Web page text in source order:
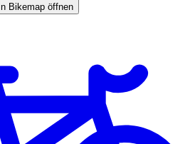
In Bikemap öffnen